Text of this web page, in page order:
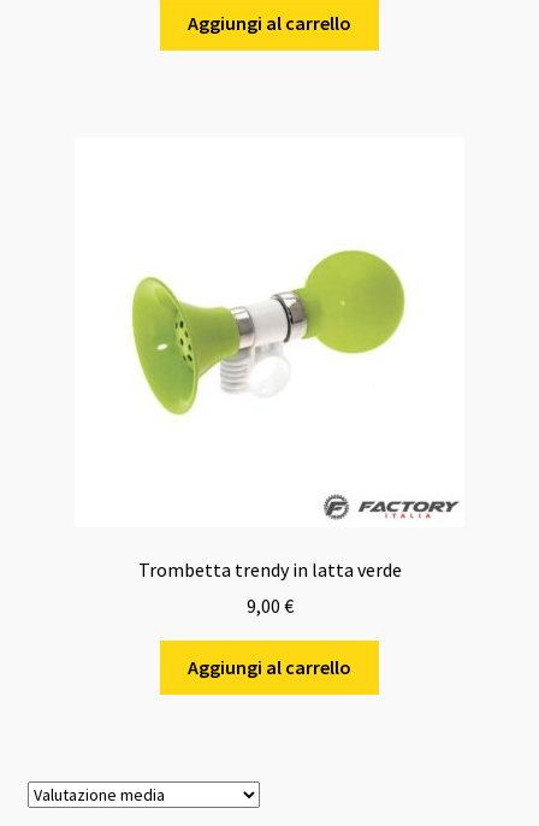
Aggiungi al carrello
Trombetta trendy in latta verde
9,00 €
Aggiungi al carrello